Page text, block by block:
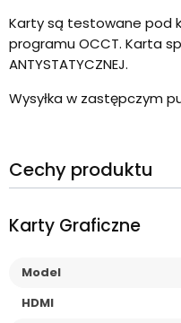
Karty są testowane pod
programu OCCT. Karta
ANTYSTATYCZNEJ.
Wysyłka w zastępczym
Cechy produktu
Karty Graficzne
Model
HDMI